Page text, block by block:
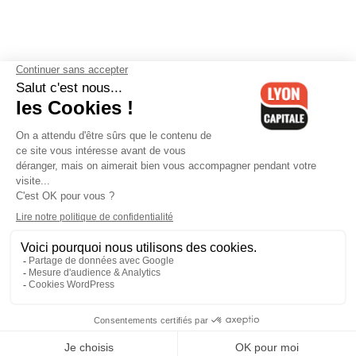
Contactez-nous-Mentions légales-CGV-Politique de
confidentialité-Gestion des cookies
Cedex 06